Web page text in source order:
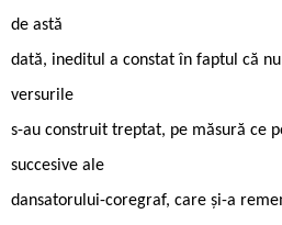
de astă
dată, ineditul a constat în faptul că
versurile
s-au construit treptat, pe măsură ce
succesive ale
dansatorului-coregraf, care și-a